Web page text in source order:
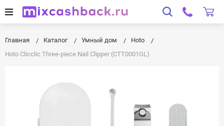
Главная Каталог Умный дом
Hoto
Hoto Clicclic Three-piece Nail Clipper (CTT0001GL)